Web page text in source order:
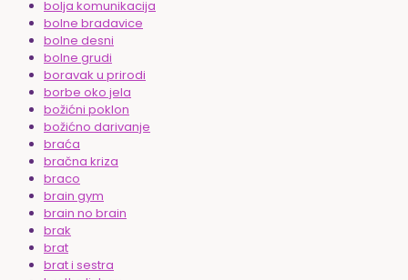
bolja komunikacija
bolne bradavice
bolne desni
bolne grudi
boravak u prirodi
borbe oko jela
božićni poklon
božićno darivanje
braća
bračna kriza
braco
brain gym
brain no brain
brak
brat
brat i sestra